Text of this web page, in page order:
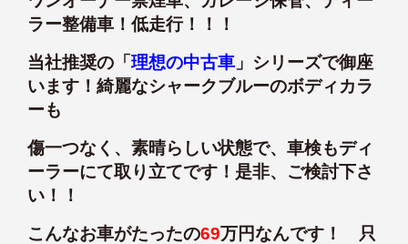
ラー整備車！低走行！！！
当社推奨の「 理想の中古車 」シリーズで御座
います！綺麗なシャークブルーのボディカラ
ーも
傷一つなく、素晴らしい状態で、車検もディ
ーラーにて取り立てです！是非、ご検討下さ
い！！
こんなお車がたったの69万円なんです！ 只